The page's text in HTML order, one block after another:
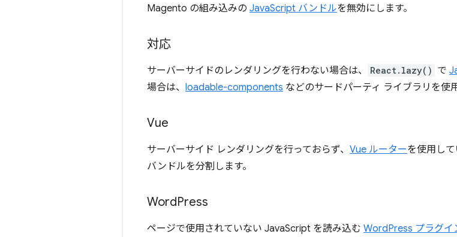
Magento の組み込みの JavaScript バンドルを無効にします。
対応
サーバーサイドのレンダリングを行わない場合は、 React.lazy() で
場合は、 loadable-components などのサードパーティ ライブラリを使
Vue
サーバーサイド レンダリングを行っておらず、 Vue ルーターを使用して
バンドルを分割します。
WordPress
ページで使用されていない JavaScript を読み込む WordPress プラグイ